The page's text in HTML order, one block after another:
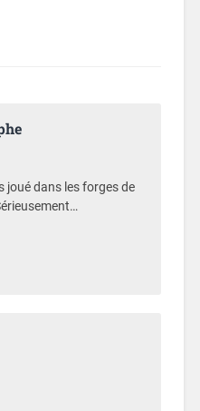
joué dans les forges de